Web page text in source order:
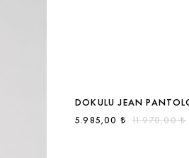
DOKULU JEAN
11.970,00 ₺
5.985,00 ₺